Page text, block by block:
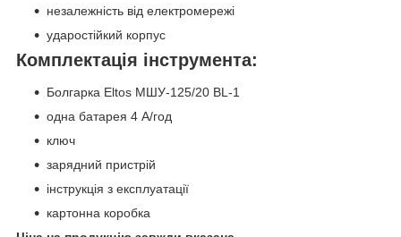
незалежність від електромережі
ударостійкий корпус
Комплектація інструмента:
Болгарка Eltos МШУ-125/20 BL-1
одна батарея 4 А/год
ключ
зарядний пристрій
інструкція з експлуатації
картонна коробка